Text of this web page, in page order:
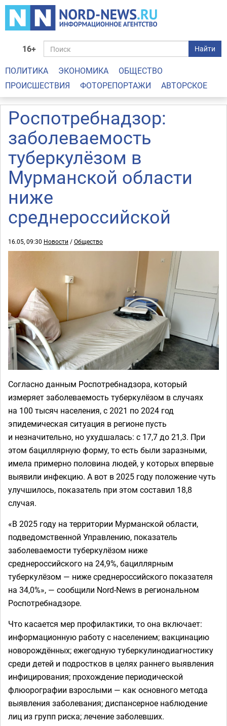
16+ Найти
ПОЛИТИКА ЭКОНОМИКА
ОБЩЕСТВО
ПРОИСШЕСТВИЯ
ФОТОРЕПОРТАЖИ АВТОРСКОЕ
Роспотребнадзор:
заболеваемость
туберкулёзом в
Мурманской области
ниже
среднероссийской
16.05, 09:30 Новости /Общество
Согласно данным Роспотребнадзора, который
измеряет заболеваемость туберкулёзом в случаях
на 100 тысяч населения, с 2021 по 2024 год
эпидемическая ситуация в регионе пусть
и незначительно, но ухудшалась: с 17,7 до 21,3. При
этом бациллярную форму, то есть были заразными,
имела примерно половина людей, у которых впервые
выявили инфекцию. А вот в 2025 году положение чуть
улучшилось, показатель при этом составил 18,8
случая.
«В 2025 году на территории Мурманской области,
подведомственной Управлению, показатель
заболеваемости туберкулёзом ниже
среднероссийского на 24,9%, бациллярным
туберкулёзом — ниже среднероссийского показателя
на 34,0%», — сообщили Nord-News в региональном
Роспотребнадзоре.
Что касается мер профилактики, то она включает:
информационную работу с населением; вакцинацию
новорождённых; ежегодную туберкулинодиагностику
среди детей и подростков в целях раннего выявления
инфицирования; прохождение периодической
флюорографии взрослыми — как основного метода
выявления заболевания; диспансерное наблюдение
лиц из групп риска; лечение заболевших.